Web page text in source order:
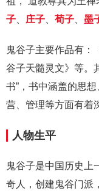
子
庄子 荀子 墨
鬼谷子主要作品有：
谷子天髓灵文》等。
书”，书中涵盖的思
营、管理等方面有着
人物生平
鬼谷子是中国历史上
奇人，创建鬼谷门派